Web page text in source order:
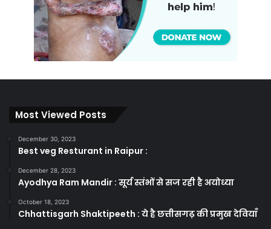
Most Viewed Posts
December 30, 2023
Best veg Resturant in Raipur :
December 28, 2023
Ayodhya Ram Mandir : सूर्य स्तंभों से सज रही है अयोध्या
October 18, 2023
Chhattisgarh Shaktipeeth : ये है छत्तीसगढ़ की प्रमुख देवियाँ